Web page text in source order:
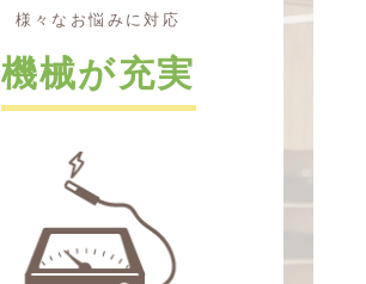
様々なお悩みに対応
機械が充実